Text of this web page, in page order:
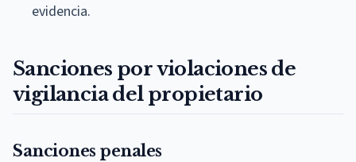
evidencia.
Sanciones por violaciones de
vigilancia del propietario
Sanciones penales